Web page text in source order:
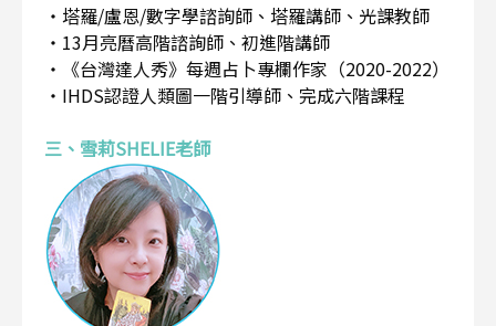
・塔羅/盧恩/數字學諮詢師、塔羅講師、光課教師
・13月亮曆高階諮詢師、初進階講師
・《台灣達人秀》每週占卜專欄作家（2020-2022）
・IHDS認證人類圖一階引導師、完成六階課程
三、雪莉SHELIE老師